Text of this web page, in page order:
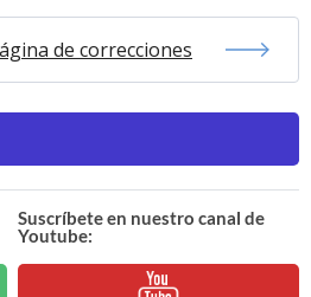
de correcciones
Suscríbete en nuestro canal de
Youtube: